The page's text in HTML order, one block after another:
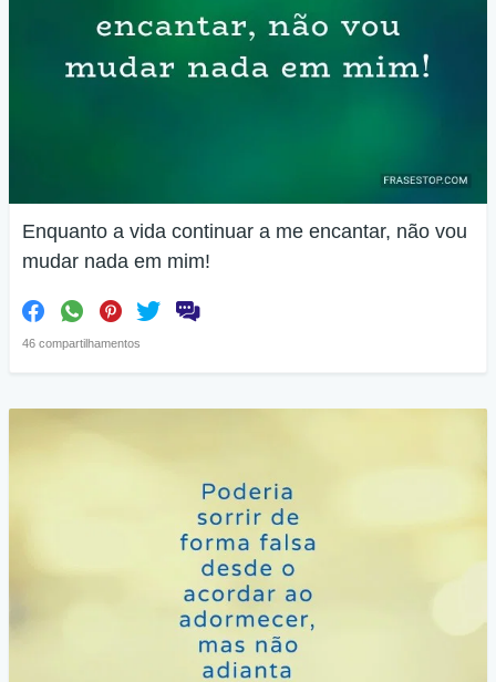
Enquanto a vida continuar a me encantar, não vou
mudar nada em mim!
46 compartilhamentos